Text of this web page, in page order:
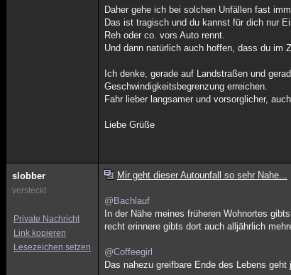
Daher gehe ich bei solchen Unfällen fast
Das ist tragisch und du kannst für dich nur
Reh oder co. vors Auto rennt.
Und dann natürlich auch hoffen, dass du im
Ich denke, gerade auf Landstraßen und
Geschwindigkeitsbegrenzung erreichen.
Fahr lieber langsamer und vorsorglicher,
Liebe Grüße
slobber
versteckt
Private Nachricht
Link kopieren
Lesezeichen setzen
Mir geht dieser Autounfall so sehr Nahe...
@Bachlauf
In der Nähe meines früheren Wohnortes
recht erinnere gibts dort auch alljährlich
@Coffeegirl
Das nahezu greifbare Ende des Lebens